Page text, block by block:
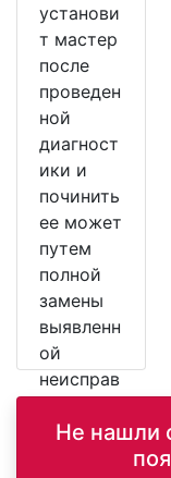
установи
т мастер
после
проведен
ной
диагност
ики и
починить
ее может
путем
полной
замены
выявленн
ой
неисправ
детали.
Не нашли